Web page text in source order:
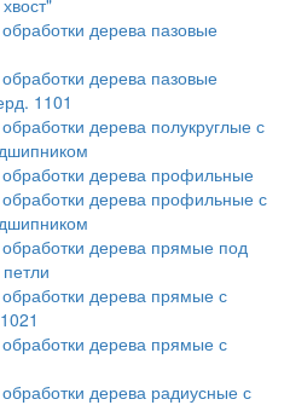
дерева пазовые
дерева пазовые
1101
дерева полукруглые с
дерева профильные
дерева профильные с
дерева прямые под
дерева прямые с
дерева прямые с
дерева радиусные с